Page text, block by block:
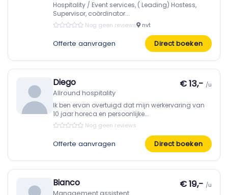
Hospitality / Event services, ( Leading) Hostess,
Supervisor, coördinator...
Nog geen reviews nvt
Offerte aanvragen Direct boeken
Diego
Allround hospitality
€ 13,- /u
Ik ben ervan overtuigd dat mijn werkervaring van
10 jaar horeca en persoonlijke...
Nog geen reviews
Offerte aanvragen Direct boeken
Bianco
Management assistent
€ 19,- /u